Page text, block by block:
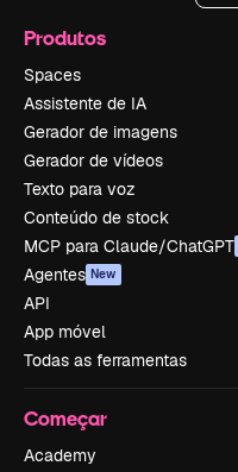
Produtos
Spaces
Assistente de IA
Gerador de imagens
Gerador de vídeos
Texto para voz
Conteúdo de stock
MCP para Claude/ChatGPT
Agentes New
API
App móvel
Todas as ferramentas
Começar
Academy